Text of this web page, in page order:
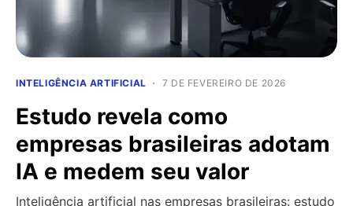
INTELIGÊNCIA ARTIFICIAL 7 DE FEVEREIRO DE 2026
Estudo revela como
empresas brasileiras adotam
IA e medem seu valor
Inteligência artificial nas empresas brasileiras: estudo